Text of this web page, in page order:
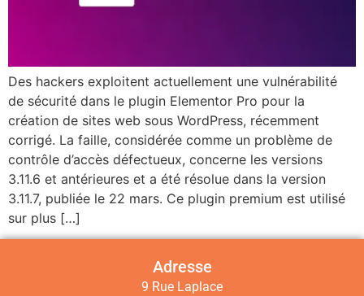
Des hackers exploitent actuellement une vulnérabilité
de sécurité dans le plugin Elementor Pro pour la
création de sites web sous WordPress, récemment
corrigé. La faille, considérée comme un problème de
contrôle d’accès défectueux, concerne les versions
3.11.6 et antérieures et a été résolue dans la version
3.11.7, publiée le 22 mars. Ce plugin premium est utilisé
sur plus […]
Adresse
9 Rue Laplace